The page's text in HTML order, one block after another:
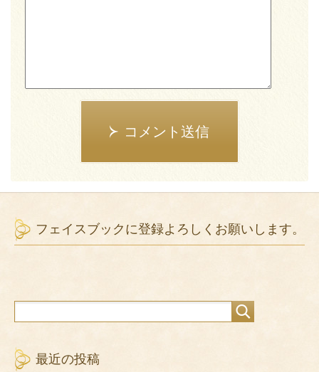
コメント送信
フェイスブックに登録よろしくお願いします。
最近の投稿